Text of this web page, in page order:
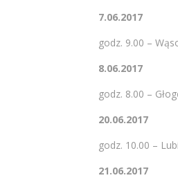
7.06.2017
godz. 9.00 –
8.06.2017
godz. 8.00 –
20.06.2017
godz. 10.00 –
21.06.2017